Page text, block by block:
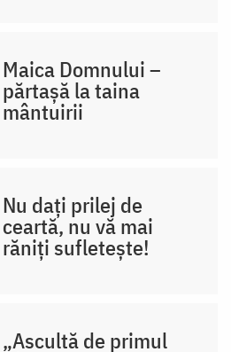
Maica Domnului –
părtașă la taina
mântuirii
Nu dați prilej de
ceartă, nu vă mai
răniți sufletește!
„Ascultă de primul